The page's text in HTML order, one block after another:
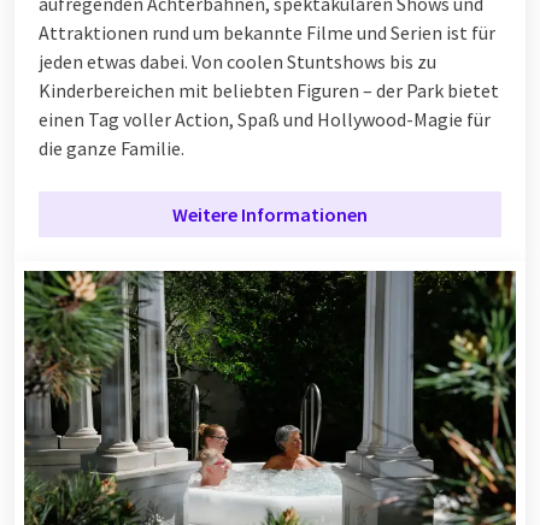
Attraktionen rund um bekannte Filme und Serien ist für
jeden etwas dabei. Von coolen Stuntshows bis zu
Kinderbereichen mit beliebten Figuren – der Park bietet
einen Tag voller Action, Spaß und Hollywood-Magie für
die ganze Familie.
Weitere Informationen